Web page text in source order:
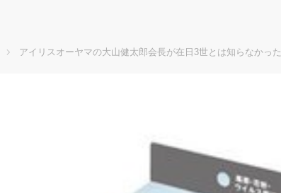
アイリスオーヤマの大山健太郎会長が在日3世とは知らなかった